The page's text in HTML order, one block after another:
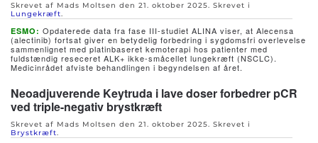
Skrevet af Mads Moltsen den 21. oktober 2025. Skrevet i
Lungekræft.
ESMO: Opdaterede data fra fase III-studiet ALINA viser, at Alecensa
(alectinib) fortsat giver en betydelig forbedring i sygdomsfri overlevelse
sammenlignet med platinbaseret kemoterapi hos patienter med
fuldstændig reseceret ALK+ ikke-småcellet lungekræft (NSCLC).
Medicinrådet afviste behandlingen i begyndelsen af året.
Neoadjuverende Keytruda i lave doser forbedrer pCR
ved triple-negativ brystkræft
Skrevet af Mads Moltsen den 21. oktober 2025. Skrevet i
Brystkræft.